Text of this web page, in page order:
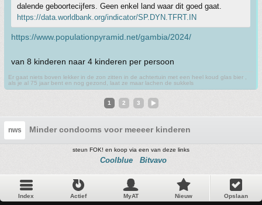
dalende geboortecijfers. Geen enkel land waar dit goed gaat.
https://data.worldbank.org/indicator/SP.DYN.TFRT.IN
https://www.populationpyramid.net/gambia/2024/
van 8 kinderen naar 4 kinderen per persoon
Er gaat niets boven lekker in de zon zitten in de achtertuin met een heel koud glas bier ,
als je al 75 jaar bent en nog gezond, laat ze maar lachen de sukkels
1 2 3
nws Minder condooms voor meeeer kinderen
steun FOK! en koop via een van deze links
Coolblue Bitvavo
Index Actief MyAT Nieuw Opslaan